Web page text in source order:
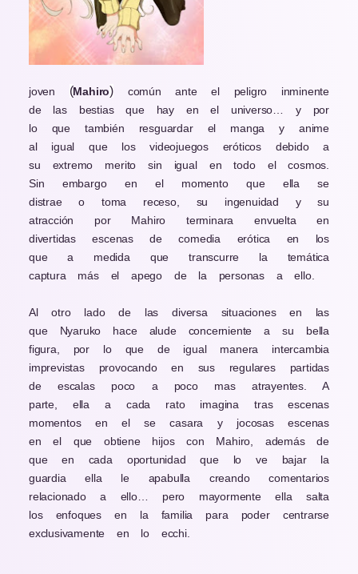
joven (Mahiro) común ante el peligro inminente
de las bestias que hay en el universo… y por
lo que también resguardar el manga y anime
al igual que los videojuegos eróticos debido a
su extremo merito sin igual en todo el cosmos.
Sin embargo en el momento que ella se
distrae o toma receso, su ingenuidad y su
atracción por Mahiro terminara envuelta en
divertidas escenas de comedia erótica en los
que a medida que transcurre la temática
captura más el apego de la personas a ello.
Al otro lado de las diversa situaciones en las
que Nyaruko hace alude concerniente a su bella
figura, por lo que de igual manera intercambia
imprevistas provocando en sus regulares partidas
de escalas poco a poco mas atrayentes. A
parte, ella a cada rato imagina tras escenas
momentos en el se casara y jocosas escenas
en el que obtiene hijos con Mahiro, además de
que en cada oportunidad que lo ve bajar la
guardia ella le apabulla creando comentarios
relacionado a ello… pero mayormente ella salta
los enfoques en la familia para poder centrarse
exclusivamente en lo ecchi.